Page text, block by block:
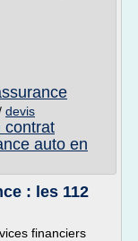
devis
contrat
auto en
: les 112
financiers